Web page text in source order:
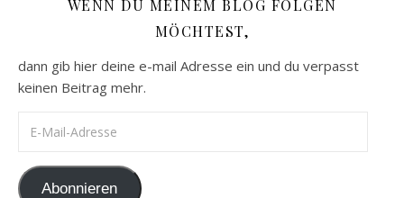
WENN DU MEINEM BLOG FOLGEN
MÖCHTEST,
dann gib hier deine e-mail Adresse ein und du verpasst
keinen Beitrag mehr.
Abonnieren